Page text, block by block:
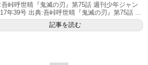
峠呼世晴『鬼滅の刃』第75話 週刊少年ジャン
年39号 出典:吾峠呼世晴『鬼滅の刃』第75話 ...
記事を読む